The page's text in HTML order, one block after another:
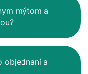
mýtom a
objednaní a